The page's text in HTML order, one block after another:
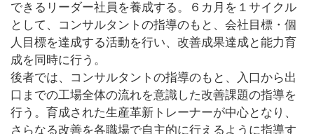
できるリーダー社員を養成する。６カ月を１サイクル
として、コンサルタントの指導のもと、会社目標・個
人目標を達成する活動を行い、改善成果達成と能力育
成を同時に行う。
後者では、コンサルタントの指導のもと、入口から出
口までの工場全体の流れを意識した改善課題の指導を
行う。育成された生産革新トレーナーが中心となり、
さらなる改善を各職場で自主的に行えるように指導す